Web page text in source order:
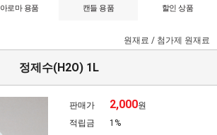
아로마 용품 캔들 용품 할인 상품
원재료 / 첨가제 원재료
정제수(H2O) 1L
판매가 2,000원
적립금
1%